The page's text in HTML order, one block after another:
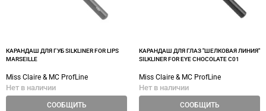
КАРАНДАШ ДЛЯ ГУБ SILKLINER FOR LIPS
MARSEILLE
Miss Claire & MC ProfLine
Нет в наличии
СООБЩИТЬ
КАРАНДАШ ДЛЯ ГЛАЗ "ШЕЛКОВАЯ ЛИНИЯ"
SILKLINER FOR EYE CHOCOLATE C01
Miss Claire & MC ProfLine
Нет в наличии
СООБЩИТЬ